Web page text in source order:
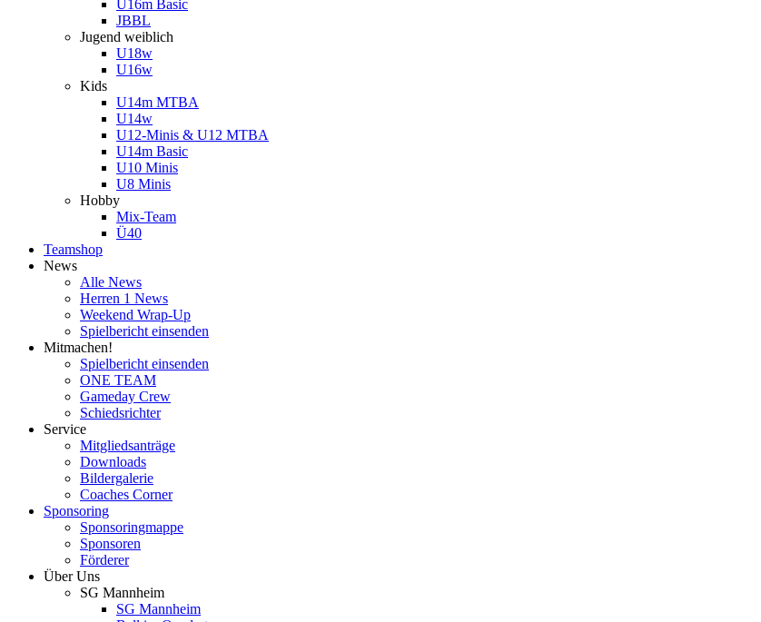
U16m Basic
JBBL
Jugend weiblich
U18w
U16w
Kids
U14m MTBA
U14w
U12-Minis & U12 MTBA
U14m Basic
U10 Minis
U8 Minis
Hobby
Mix-Team
Ü40
Teamshop
News
Alle News
Herren 1 News
Weekend Wrap-Up
Spielbericht einsenden
Mitmachen!
Spielbericht einsenden
ONE TEAM
Gameday Crew
Schiedsrichter
Service
Mitgliedsanträge
Downloads
Bildergalerie
Coaches Corner
Sponsoring
Sponsoringmappe
Sponsoren
Förderer
Über Uns
SG Mannheim
SG Mannheim